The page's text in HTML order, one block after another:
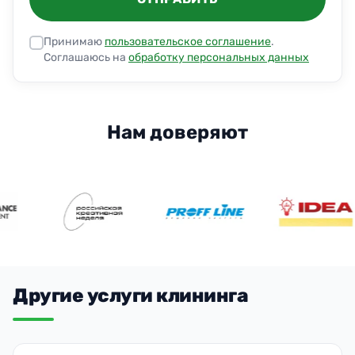
Принимаю пользовательское соглашение.
Соглашаюсь на обработку персональных данных
Нам доверяют
Другие услуги клининга